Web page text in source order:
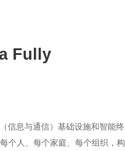
Fully
信息与通信）基础设施和智能终
个人、每个家庭、每个组织，构